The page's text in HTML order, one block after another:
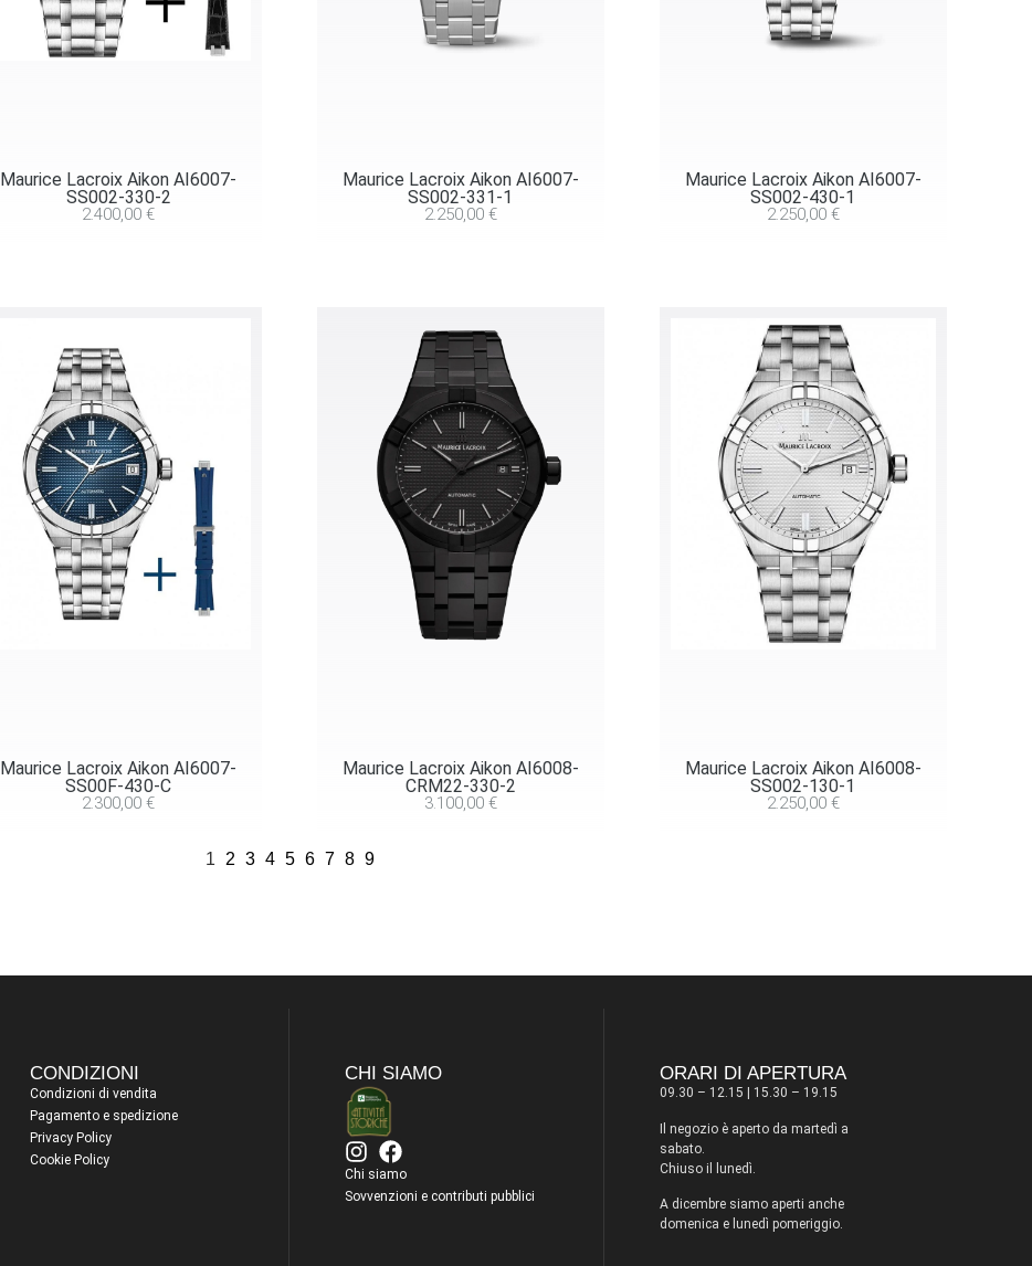
Maurice Lacroix Aikon AI6007-
SS002-330-2
2.400,00€
Maurice Lacroix Aikon AI6007-
SS002-331-1
2.250,00 €
Maurice Lacroix Aikon AI6007-
SS002-430-1
2.250,00 €
Maurice Lacroix Aikon AI6007-
SS00F-430-C
2.300,00€
Maurice Lacroix Aikon AI6008-
CRM22-330-2
3.100,00 €
Maurice Lacroix Aikon AI6008-
SS002-130-1
2.250,00 €
1 2 3 4 5 6 7 8 9
CONDIZIONI
Condizioni di vendita
Pagamento e spedizione
Privacy Policy
Cookie Policy
CHI SIAMO
Chi siamo
Sovvenzioni e contributi pubblici
ORARI DI APERTURA
09.30 – 12.15 | 15.30 – 19.15
Il negozio è aperto da martedì a
sabato.
Chiuso il lunedì.
A dicembre siamo aperti anche
domenica e lunedì pomeriggio.